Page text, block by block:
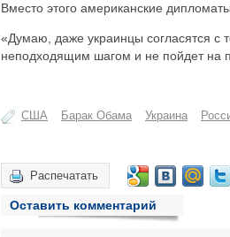
Вместо этого американские
«Думаю, даже украинцы согласятся с
неподходящим шагом и не пойдет на
США Барак Обама Украина
Распечатать
Оставить комментарий